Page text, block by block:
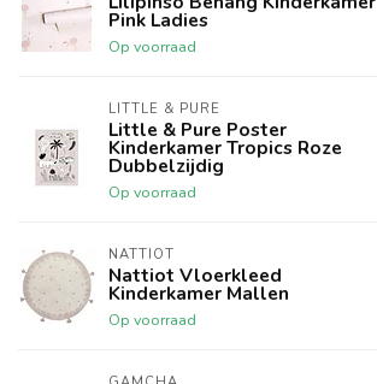
Pink Ladies
Op voorraad
LITTLE & PURE
Little & Pure Poster
Kinderkamer Tropics Roze
Dubbelzijdig
Op voorraad
NATTIOT
Nattiot Vloerkleed
Kinderkamer Mallen
Op voorraad